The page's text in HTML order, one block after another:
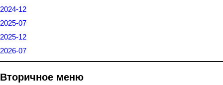
2024-12
2025-07
2025-12
2026-07
Вторичное меню